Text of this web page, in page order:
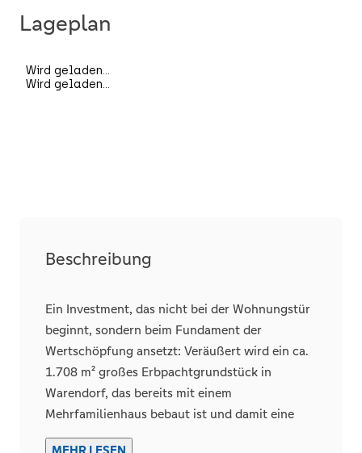
Lageplan
Beschreibung
Ein Investment, das nicht bei der Wohnungstür
beginnt, sondern beim Fundament der
Wertschöpfung ansetzt: Veräußert wird ein ca.
1.708 m² großes Erbpachtgrundstück in
Warendorf, das bereits mit einem
Mehrfamilienhaus bebaut ist und damit eine
klare, nutzungsorientierte Ausgangslage für